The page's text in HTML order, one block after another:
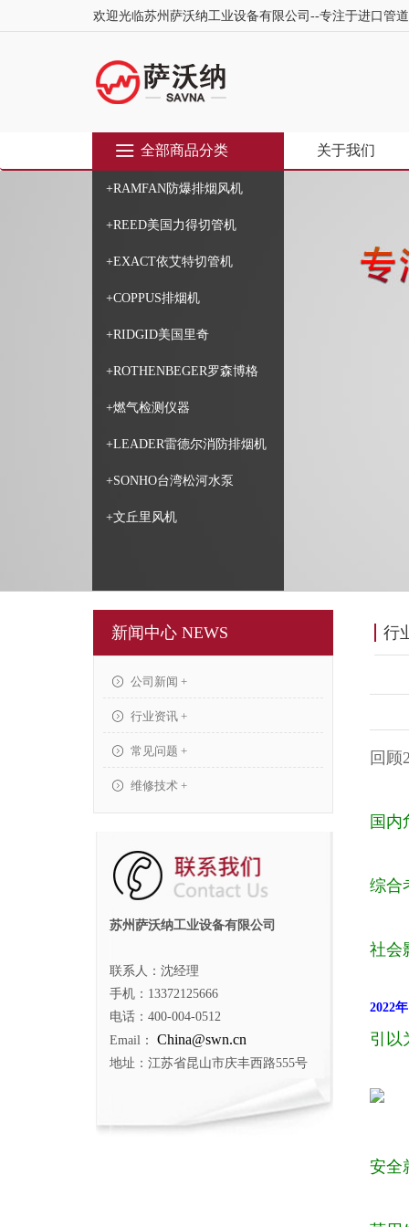
欢迎光临苏州萨沃纳工业设备有限公司--专注于进口管
全部商品分类
+RAMFAN防爆排烟风机
+REED美国力得切管机
+EXACT依艾特切管机
+COPPUS排烟机
+RIDGID美国里奇
+ROTHENBEGER罗森博格
+燃气检测仪器
+LEADER雷德尔消防排烟机
+SONHO台湾松河水泵
+文丘里风机
关于我们
新闻中心 NEWS
公司新闻 +
行业资讯 +
常见问题 +
维修技术 +
苏州萨沃纳工业设备有限公司
联系人：沈经理
手机：13372125666
电话：400-004-0512
Email：
China@swn.cn
地址：江苏省昆山市庆丰西路555号
行
回顾
国内
综合
社会
2022
引以
安全